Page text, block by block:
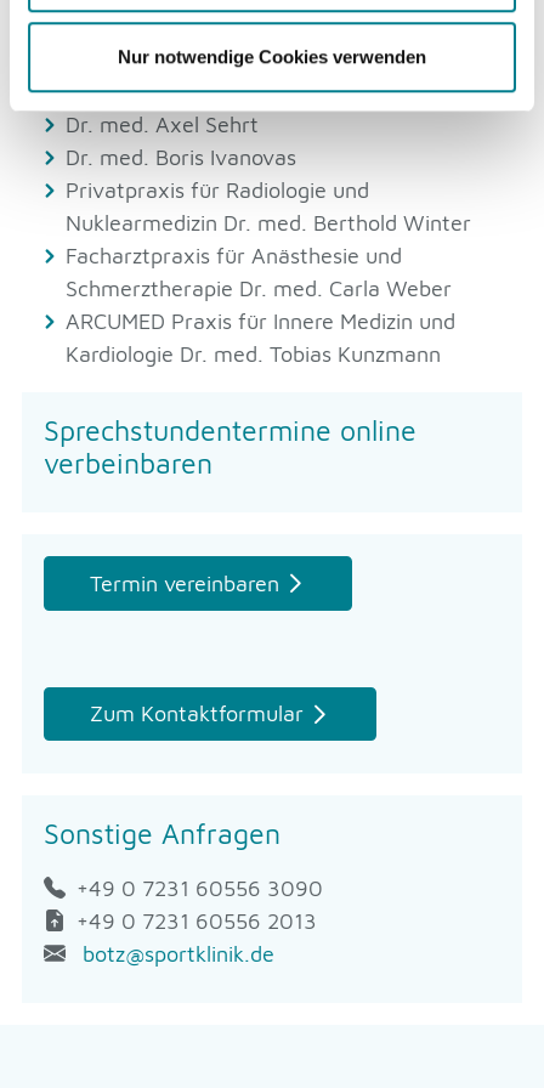
Nur notwendige Cookies verwenden
Dr. med. Wolfgang Schopf
Prof. Dr. med. Marcus Streit
Prof. Dr. med. Christian Fischer
Dr. med. Axel Sehrt
Dr. med. Boris Ivanovas
Privatpraxis für Radiologie und
Nuklearmedizin Dr. med. Berthold Winter
Facharztpraxis für Anästhesie und
Schmerztherapie Dr. med. Carla Weber
ARCUMED Praxis für Innere Medizin und
Kardiologie Dr. med. Tobias Kunzmann
Sprechstundentermine online
verbeinbaren
Termin vereinbaren
Zum Kontaktformular
Sonstige Anfragen
+49 0 7231 60556 3090
+49 0 7231 60556 2013
botz@sportklinik.de